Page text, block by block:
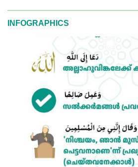
INFOGRAPHICS